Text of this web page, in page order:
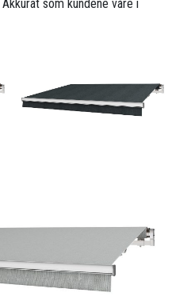
Akkurat som kundene våre i